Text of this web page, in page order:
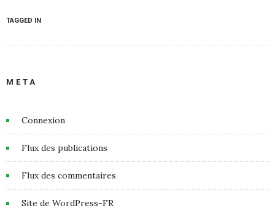
TAGGED IN
META
Connexion
Flux des publications
Flux des commentaires
Site de WordPress-FR